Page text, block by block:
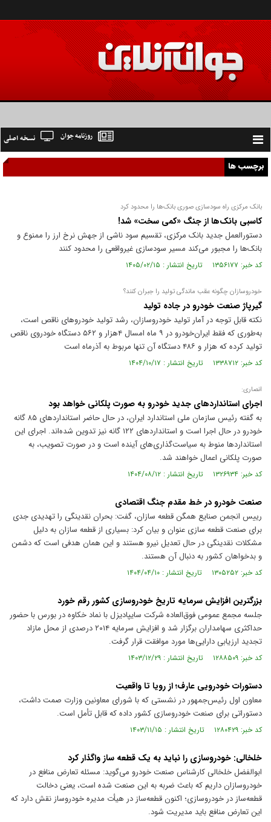
Toggle
navigation
نسخه اصلی روزنامه جوان
برچسب ها
بانک مرکزی راه سودسازی صوری بانک‌ها را محدود کرد
کاسبی بانک‌ها از جنگ «کمی سخت» شد!
دستورالعمل جدید بانک مرکزی، تقسیم سود ناشی از جهش نرخ ارز را ممنوع و
بانک‌ها را مجبور می‌کند مسیر سودسازی غیرواقعی را محدود کنند
کد خبر: ۱۳۵۶۱۷۷ تاریخ انتشار : ۱۴۰۵/۰۲/۱۵
خودروسازان چگونه عقب ماندگی تولید را جبران کنند؟
گیرپاژ صنعت خودرو در جاده تولید
نکته قابل توجه در آمار تولید خودروسازان، رشد تولید خودرو‌های ناقص است،
به‌طوری که فقط ایران‌خودرو در ۹ ماه امسال ۴هزار و ۵۶۲ دستگاه خودروی ناقص
تولید کرده که هزار و ۴۸۶ دستگاه آن تنها مربوط به آذرماه است
کد خبر: ۱۳۳۸۷۱۲ تاریخ انتشار : ۱۴۰۴/۱۰/۱۷
انصاری:
اجرای استانداردهای جدید خودرو به صورت پلکانی خواهد بود
به گفته رئیس سازمان ملی استاندارد ایران، در حال حاضر استانداردهای ۸۵ گانه
خودرو در حال اجرا است و استانداردهای ۱۲۲ گانه نیز تدوین شده‌اند. اجرای این
استانداردها منوط به سیاست‌گذاری‌های آینده است و در صورت تصویب، به
صورت پلکانی اعمال خواهند شد.
کد خبر: ۱۳۲۶۹۳۴ تاریخ انتشار : ۱۴۰۴/۰۸/۱۲
صنعت خودرو در خط مقدم جنگ اقتصادی
رییس انجمن صنایع همگن قطعه سازان، گفت: بحران نقدینگی را تهدیدی جدی
برای صنعت قطعه سازی عنوان و بیان کرد: بسیاری از قطعه سازان به دلیل
مشکلات نقدینگی در حال تعدیل نیرو هستند و این همان هدفی است که دشمن
و بدخواهان کشور به دنبال آن هستند.
کد خبر: ۱۳۰۵۲۵۲ تاریخ انتشار : ۱۴۰۴/۰۴/۱۰
بزرگترین افزایش سرمایه تاریخ خودروسازی کشور رقم خورد
جلسه مجمع عمومی فوق‌العاده شرکت سایپادیزل با نماد خکاوه در بورس با حضور
حداکثری سهامداران برگزار شد و افزایش سرمایه ۲۰۱۴ درصدی از محل مازاد
تجدید ارزیابی دارایی‌ها مورد موافقت قرار گرفت.
کد خبر: ۱۲۸۸۵۰۹ تاریخ انتشار : ۱۴۰۳/۱۲/۲۹
دستورات خودرویی عارف؛ از رویا تا واقعیت
معاون اول رئیس‌جمهور در نشستی که با شورای معاونین وزارت صمت داشت،
دستوراتی برای صنعت خودروسازی کشور داده که قابل تأمل است.
کد خبر: ۱۲۸۰۴۲۹ تاریخ انتشار : ۱۴۰۳/۱۱/۱۵
خلخالی: خودروسازی را نباید به یک قطعه ساز واگذار کرد
ابوالفضل خلخالی کارشناس صنعت خودرو می‌گوید: مسئله تعارض منافع در
خودروسازان داریم که باعث ضربه به این صنعت شده است، یعنی دخالت
قطعه‌ساز در خودروسازی؛ اکنون قطعه‌ساز در هیأت مدیره خودروساز نقش دارد که
این تعارض منافع باید مدیریت شود.